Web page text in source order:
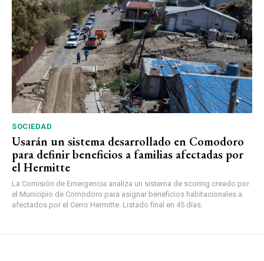
SOCIEDAD
Usarán un sistema desarrollado en Comodoro
para definir beneficios a familias afectadas por
el Hermitte
La Comisión de Emergencia analiza un sistema de scoring creado por
el Municipio de Comodoro para asignar beneficios habitacionales a
afectados por el Cerro Hermitte. Listado final en 45 días.